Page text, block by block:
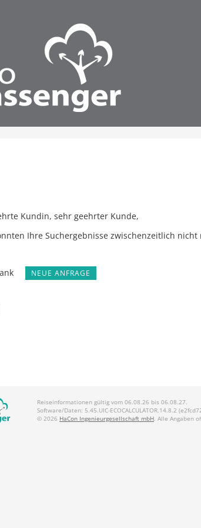
Kundin, sehr geehrter Kunde,
Ihre Suchergebnisse zwischenzeitlich
NEUE ANFRAGE
Reiseinformationen gültig vom 06.08.26 bis 06.08.27.
Software/Daten: 5.45.UIC-ECOCALCULATOR.14.8.2
© 2026 HaCon Ingenieurgesellschaft mbH. Alle Angaben